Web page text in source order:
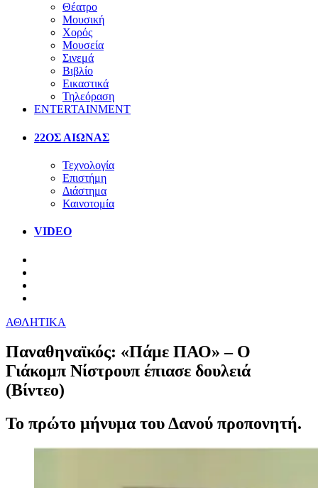
Θέατρο
Μουσική
Χορός
Μουσεία
Σινεμά
Βιβλίο
Εικαστικά
Τηλεόραση
ENTERTAINMENT
22ΟΣ ΑΙΩΝΑΣ
Τεχνολογία
Επιστήμη
Διάστημα
Καινοτομία
VIDEO
ΑΘΛΗΤΙΚΑ
Παναθηναϊκός: «Πάμε ΠΑΟ» – Ο
Γιάκομπ Νίστρουπ έπιασε δουλειά
(Βίντεο)
Το πρώτο μήνυμα του Δανού προπονητή.